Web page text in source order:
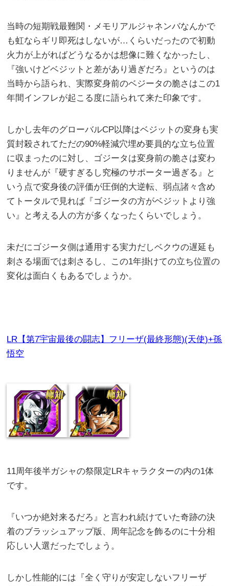
当時の短期戦最難関・メモリアルジャネンバなんかで
も虹ならギリ即死はしないが…くらいだったので初動
火力が上がればどうなるかは想像に難くなかったし、
『強いけどベジットと差があり過ぎだろ』というのは
当時から語られ、実際変身前のベジータの脆さはこの1
年間インフレが起こる度に語られて来た印象です。
しかし去年のグローバルCP以降はベジットの変身も実
質封殺されてただの90%軽減穴埋め要員的な立ち位置
に収まったのに対し、ゴジータは変身前の脆さは変わ
りませんが『硬すぎるし究極のサポーター過ぎる』と
いう点で変身後の評価が圧倒的大逆転、弱点諸々含め
てトータルで見れば『ゴジータの方がベジットより強
い』と考える人の方が多くなったくらいでしょう。
未だにゴジータ側は通用する実力だしベクウの遅延も
刺さる場面では刺さるし、この1年掛けての立ち位置の
変化は面白くもあるでしょうか。
LR【第7宇宙最後の闘志】フリーザ(最終形態)(天使)+孫
悟空
11周年後半ガシャの祭限定LRキャラクターの内の1体
です。
『いつか絶対来るだろ』と言われ続けていた奇跡の決
着のブラッシュアップ版、周年記念を飾るのに十分相
応しい人選だったでしょう。
しかし性能的には『全く守りが安定しないフリーザ